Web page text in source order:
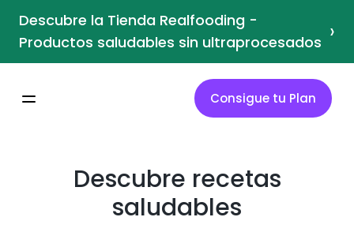
Descubre la Tienda Realfooding -
Productos saludables sin ultraprocesados ›
Consigue tu Plan
Descubre recetas
saludables